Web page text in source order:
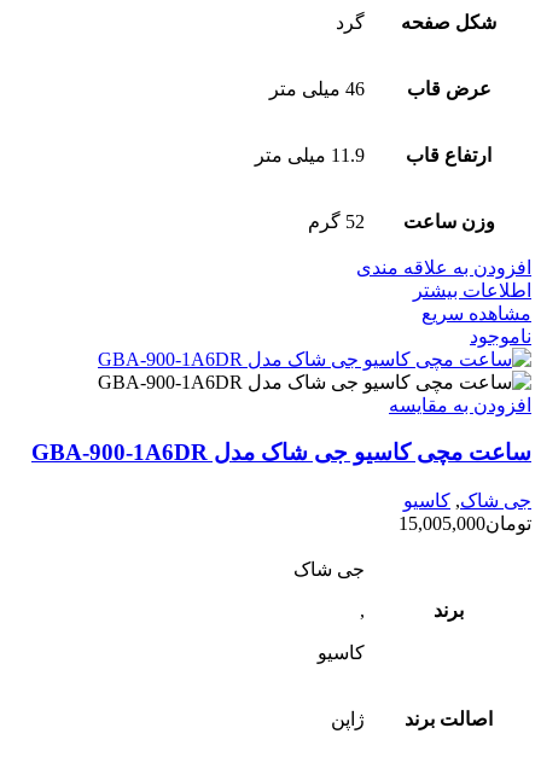
شکل صفحه گرد
عرض قاب 46 میلی متر
ارتفاع قاب 11.9 میلی متر
وزن ساعت 52 گرم
افزودن به علاقه مندی
اطلاعات بیشتر
مشاهده سریع
ناموجود
افزودن به مقایسه
ساعت مچی کاسیو جی شاک مدل GBA-900-1A6DR
جی شاک, کاسیو
تومان15,005,000
برند
جی شاک
,
کاسیو
اصالت برند ژاپن